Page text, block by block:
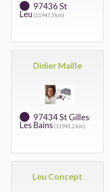
97436 St
Leu (11947.5 km)
Didier Maille
97434 St Gilles
Les Bains (11941.2 km)
Leu Concept